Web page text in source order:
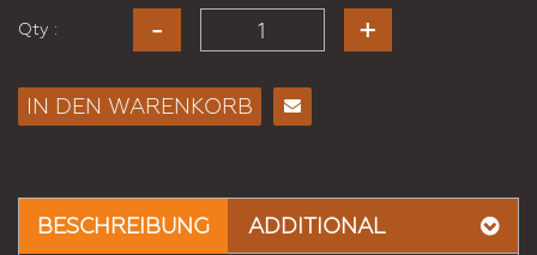
Qty :
IN DEN WARENKORB
Freund
BESCHREIBUNG ADDITIONAL